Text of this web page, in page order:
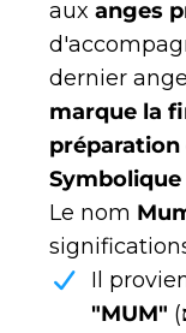
aux anges
dernier
marque la
préparation
Le nom
Il
"MUM" (